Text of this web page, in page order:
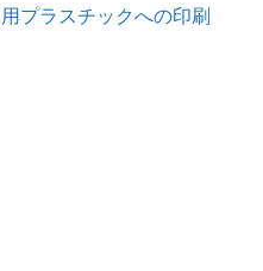
プラスチックへの印刷